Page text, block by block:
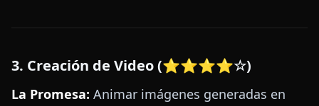
3. Creación de Video (⭐⭐⭐⭐☆)
La Promesa: Animar imágenes generadas en